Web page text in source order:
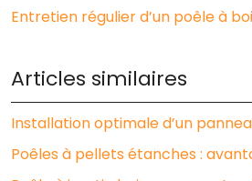
Entretien régulier d’un poêle à
Articles similaires
Installation optimale d’un
Poêles à pellets étanches :